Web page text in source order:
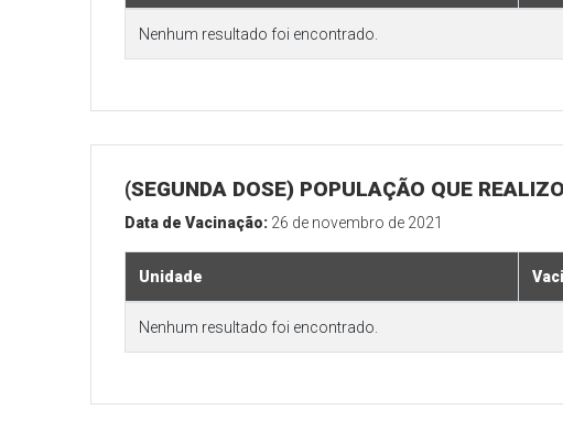
Nenhum resultado foi encontrado.
(SEGUNDA DOSE) POPULAÇÃO QUE
Data de Vacinação: 26 de novembro de 2021
Unidade
Nenhum resultado foi encontrado.